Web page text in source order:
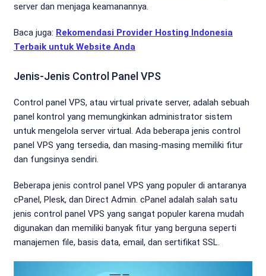
server dan menjaga keamanannya.
Baca juga: Rekomendasi Provider Hosting Indonesia
Terbaik untuk Website Anda
Jenis-Jenis Control Panel VPS
Control panel VPS, atau virtual private server, adalah sebuah
panel kontrol yang memungkinkan administrator sistem
untuk mengelola server virtual. Ada beberapa jenis control
panel VPS yang tersedia, dan masing-masing memiliki fitur
dan fungsinya sendiri.
Beberapa jenis control panel VPS yang populer di antaranya
cPanel, Plesk, dan Direct Admin. cPanel adalah salah satu
jenis control panel VPS yang sangat populer karena mudah
digunakan dan memiliki banyak fitur yang berguna seperti
manajemen file, basis data, email, dan sertifikat SSL.